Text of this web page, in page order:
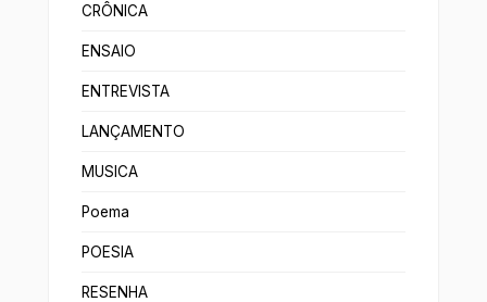
CRÔNICA
ENSAIO
ENTREVISTA
LANÇAMENTO
MUSICA
Poema
POESIA
RESENHA